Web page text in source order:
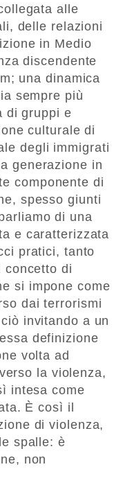
alle
delle relazioni
in Medio
discendente
una dinamica
sempre più
di gruppi e
culturale di
degli immigrati
generazione in
componente di
spesso giunti
di una
e caratterizzata
pratici, tanto
concetto di
si impone come
dai terrorismi
invitando a un
definizione
volta ad
la violenza,
intesa come
È così il
di violenza,
spalle: è
non